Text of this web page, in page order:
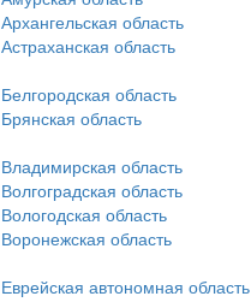
Архангельская область
Астраханская область
Белгородская область
Брянская область
Владимирская область
Волгоградская область
Вологодская область
Воронежская область
Еврейская автономная область